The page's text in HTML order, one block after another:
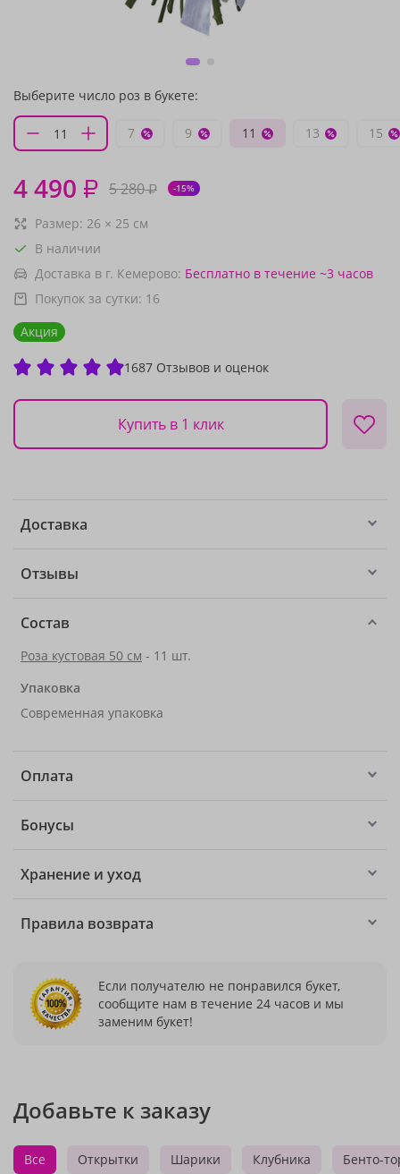
Выберите число роз в букете:
7 9 11 13 15
4 490 ₽ 5 280₽ -15%
Размер: 26 × 25 см
В наличии
Доставка в г. Кемерово: Бесплатно в течение ~3 часов
Покупок за сутки: 16
Акция
1687 Отзывов и оценок
Купить в 1 клик
Доставка
Отзывы
Состав
Роза кустовая 50 см - 11 шт.
Упаковка
Современная упаковка
Оплата
Бонусы
Хранение и уход
Правила возврата
Если получателю не понравился букет,
сообщите нам в течение 24 часов и мы
заменим букет!
Добавьте к заказу
Все Открытки Шарики Клубника Бенто-